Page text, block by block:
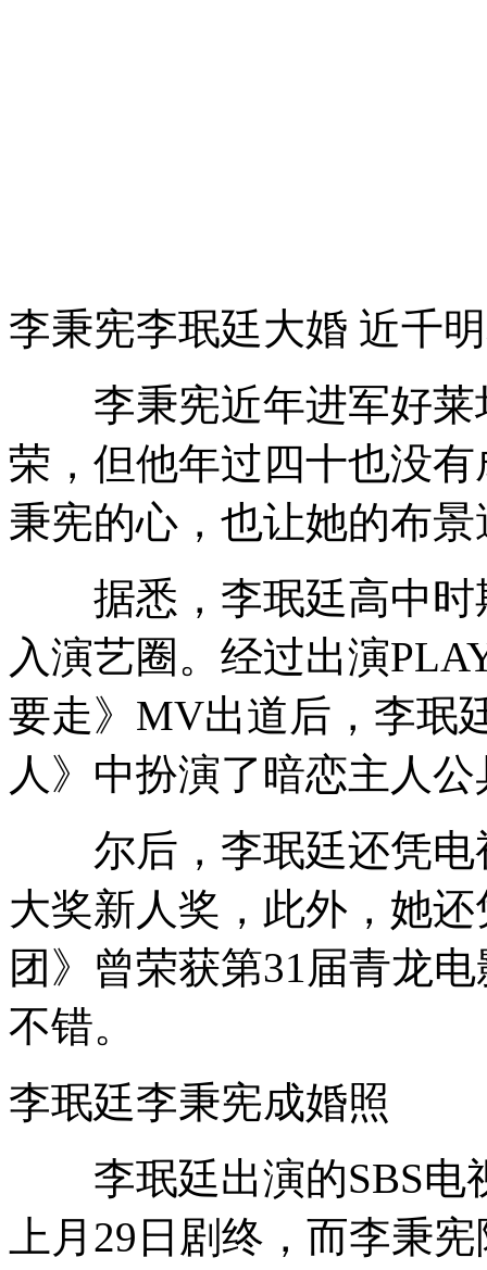
李秉宪李珉廷大婚 近千
李秉宪近年进军好莱
荣，但他年过四十也没
秉宪的心，也让她的布
据悉，李珉廷高中时
入演艺圈。经过出演
要走》MV出道后，李珉
人》中扮演了暗恋主人
尔后，李珉廷还凭电
大奖新人奖，此外，她
团》曾荣获第31届青龙
不错。
李珉廷李秉宪成婚照
李珉廷出演的SBS电
上月29日剧终，而李秉